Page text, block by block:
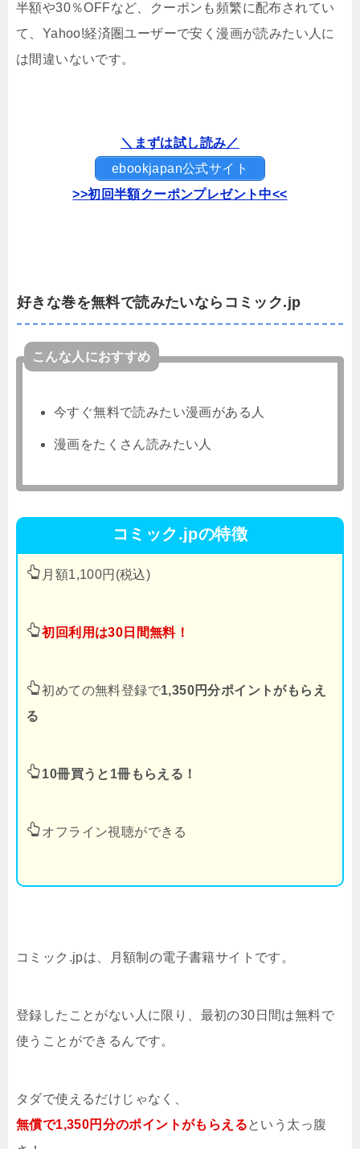
半額や30％OFFなど、クーポンも頻繁に配布されてい
て、Yahoo!経済圏ユーザーで安く漫画が読みたい人に
は間違いないです。
＼まずは試し読み／
ebookjapan公式サイト
>>初回半額クーポンプレゼント中<<
好きな巻を無料で読みたいならコミック.jp
こんな人におすすめ
今すぐ無料で読みたい漫画がある人
漫画をたくさん読みたい人
コミック.jpの特徴
月額1,100円(税込)
初回利用は30日間無料！
初めての無料登録で1,350円分ポイントがもらえ
る
10冊買うと1冊もらえる！
オフライン視聴ができる
コミック.jpは、月額制の電子書籍サイトです。
登録したことがない人に限り、最初の30日間は無料で
使うことができるんです。
タダで使えるだけじゃなく、
無償で1,350円分のポイントがもらえるという太っ腹